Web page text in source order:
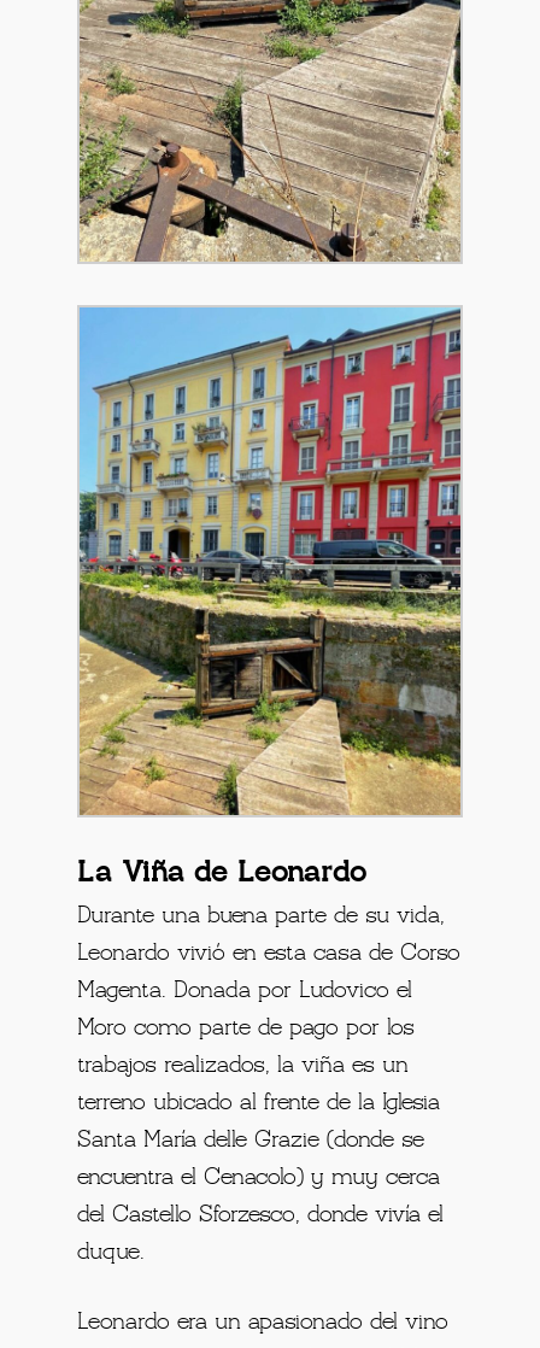
La Viña de Leonardo
Durante una buena parte de su vida,
Leonardo vivió en esta casa de Corso
Magenta. Donada por Ludovico el
Moro como parte de pago por los
trabajos realizados, la viña es un
terreno ubicado al frente de la Iglesia
Santa María delle Grazie (donde se
encuentra el Cenacolo) y muy cerca
del Castello Sforzesco, donde vivía el
duque.
Leonardo era un apasionado del vino